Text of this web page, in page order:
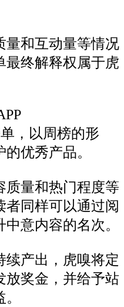
量和互动量等情况
最终解释权属于虎
，以周榜的形
优秀产品。
质量和热门程度等
者同样可以通过阅
意内容的名次。
续产出，虎嗅将定
放奖金，并给予站